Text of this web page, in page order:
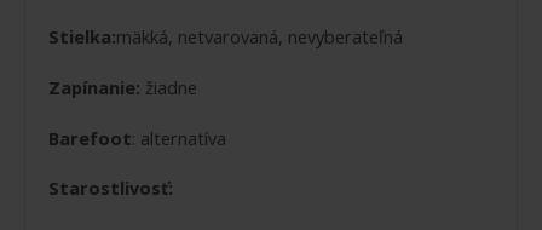
Stielka:mäkká, netvarovaná, nevyberateľná
Zapínanie: žiadne
Barefoot: alternatíva
Starostlivosť: